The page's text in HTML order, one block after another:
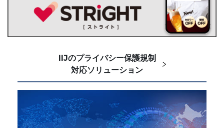
IIJのプライバシー保護規制
対応ソリューション